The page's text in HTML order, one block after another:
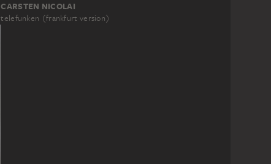
CARSTEN NICOLAI
telefunken (frankfurt version)